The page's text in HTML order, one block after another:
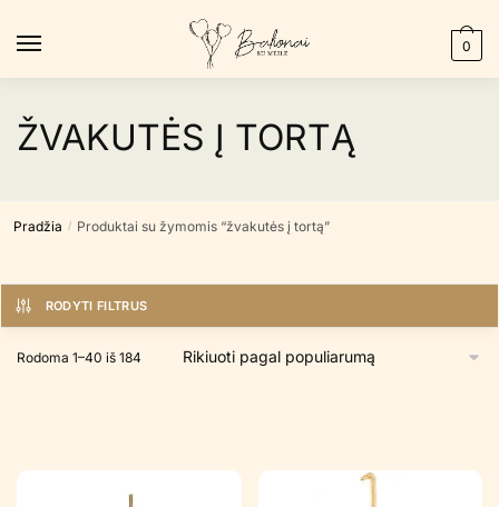
0
ŽVAKUTĖS Į TORTĄ
Pradžia / Produktai su žymomis “žvakutės į tortą”
RODYTI FILTRUS
Rodoma 1–40 iš 184 Rūšiuojama